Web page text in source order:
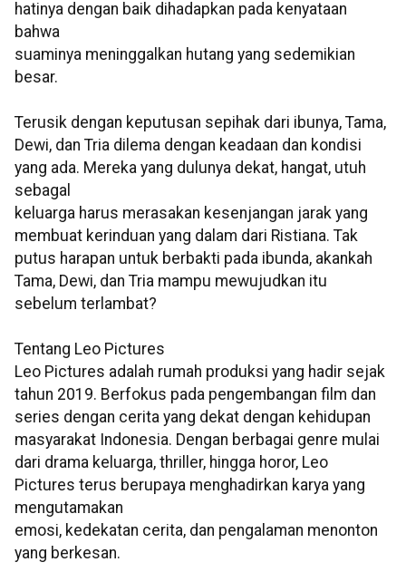
hatinya dengan baik dihadapkan pada kenyataan
bahwa
suaminya meninggalkan hutang yang sedemikian
besar.
Terusik dengan keputusan sepihak dari ibunya, Tama,
Dewi, dan Tria dilema dengan keadaan dan kondisi
yang ada. Mereka yang dulunya dekat, hangat, utuh
sebagal
keluarga harus merasakan kesenjangan jarak yang
membuat kerinduan yang dalam dari Ristiana. Tak
putus harapan untuk berbakti pada ibunda, akankah
Tama, Dewi, dan Tria mampu mewujudkan itu
sebelum terlambat?
Tentang Leo Pictures
Leo Pictures adalah rumah produksi yang hadir sejak
tahun 2019. Berfokus pada pengembangan film dan
series dengan cerita yang dekat dengan kehidupan
masyarakat Indonesia. Dengan berbagai genre mulai
dari drama keluarga, thriller, hingga horor, Leo
Pictures terus berupaya menghadirkan karya yang
mengutamakan
emosi, kedekatan cerita, dan pengalaman menonton
yang berkesan.